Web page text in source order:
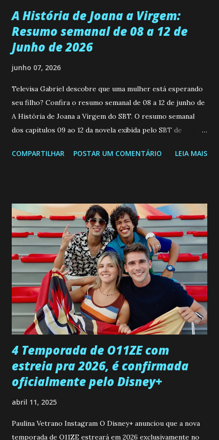
A História de Joana a Virgem:
Resumo semanal de 08 a 12 de
Junho de 2026
junho 07, 2026
Televisa Gabriel descobre que uma mulher está esperando
seu filho? Confira o resumo semanal de 08 a 12 de junho de
A História de Joana a Virgem do SBT. O resumo semanal
dos capitulos 09 ao 12 da novela exibida pelo SBT de
a Programação Semanal do SBT de 08/06/26 a 14/06/26
confessa a Gabriel que ele demonstrou ser o tipo de
pessoa que ela tanto desejou durante toda a vida. Camila
entra no quarto de Gabriel e imagina como seria o
encontro deles, quando conseguir seduzi-lo. Manuel avisa a
Paula sobre a suposta infidelidade de Gabriel com Joana.
Rogerio consegue se livrar de todas as suspeitas pelo
desaparecimento de Francisco, apontando que ele poderia
ter sido vítima da fúria de Gabriel. Artur informa a Gabriel
que a clínica inseminou por engano outra paciente, que está
...
COMPARTILHAR POSTAR UM COMENTÁRIO LEIA MAIS
4 Temporada de O11ZE com
estreia pra 2026, é confirmada
oficialmente pelo Disney+
abril 11, 2025
Paulina Vetrano Instagram O Disney+ anunciou que a nova
temporada de O11ZE estreará em 2026 exclusivamente no